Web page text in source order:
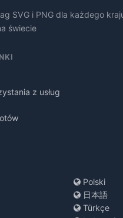
SVG i PNG dla każdego
świecie
z usług
Polski
日本語
Türkçe